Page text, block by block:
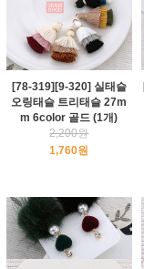
[78-319][9-320] 실태슬
오링태슬 트리태슬 27m
m 6color 골드 (1개)
2,200원
1,760원